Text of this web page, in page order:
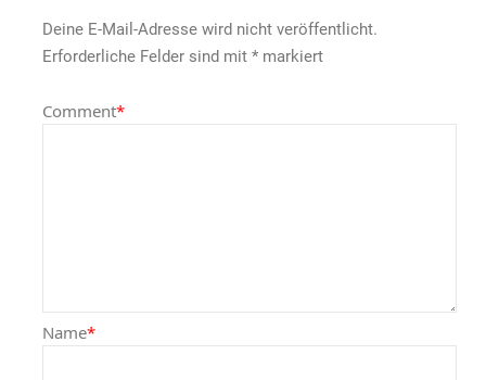
Deine E-Mail-Adresse wird nicht veröffentlicht.
Erforderliche Felder sind mit * markiert
Comment*
Name*